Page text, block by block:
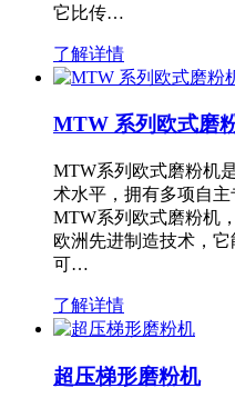
它比传…
了解详情
MTW 系列欧式磨
MTW系列欧式磨粉机
术水平，拥有多项自
MTW系列欧式磨粉机
欧洲先进制造技术，
可…
了解详情
超压梯形磨粉机